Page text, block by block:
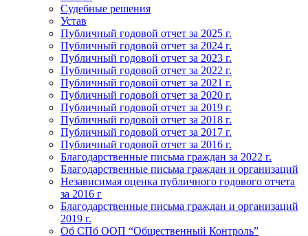
Судебные решения
Устав
Публичный годовой отчет за 2025 г.
Публичный годовой отчет за 2024 г.
Публичный годовой отчет за 2023 г.
Публичный годовой отчет за 2022 г.
Публичный годовой отчет за 2021 г.
Публичный годовой отчет за 2020 г.
Публичный годовой отчет за 2019 г.
Публичный годовой отчет за 2018 г.
Публичный годовой отчет за 2017 г.
Публичный годовой отчет за 2016 г.
Благодарственные письма граждан за 2022 г.
Благодарственные письма граждан и организаций
Независимая оценка публичного годового отчета
за 2016 г
Благодарственные письма граждан и организаций
2019 г.
Об СПб ООП “Общественный Контроль”